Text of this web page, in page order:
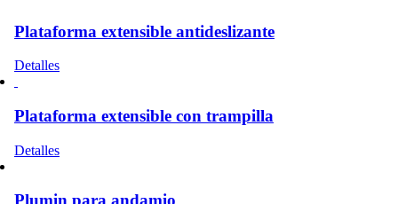
pueden
elegir
la
página
producto
Plataforma extensible antideslizante
Este
múltiples
variantes.
Las
opciones
pueden
Detalles
Plataforma extensible con trampilla
Este
múltiples
Detalles